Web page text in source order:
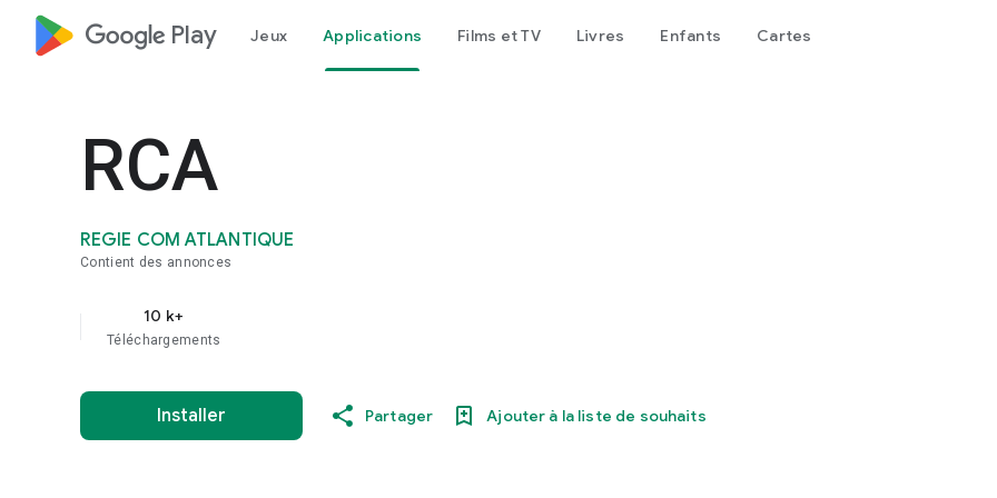
google_logo Play Jeux Applications Films et TV Livres Enfants Cartes
RCA
REGIE COM ATLANTIQUE
Contient des annonces
10 k+
Téléchargements
Installer Partager Ajouter à la liste de souhaits